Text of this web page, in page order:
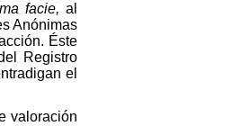
facie, al
Anónimas
Éste
Registro
el
valoración